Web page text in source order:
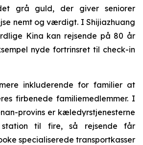
grå guld, der giver seniorer
nemt og værdigt. I Shijiazhuang
Kina kan rejsende på 80 år
nyde fortrinsret til check-in
inkluderende for familier at
firbenede familiemedlemmer. I
provins er kæledyrstjenesterne
til fire, så rejsende får
specialiserede transportkasser